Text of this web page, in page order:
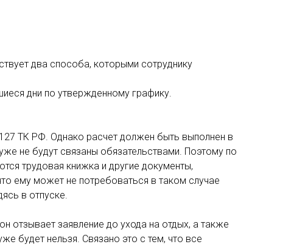
два способа, которыми сотруднику
дни по утвержденному графику.
ТК РФ. Однако расчет должен быть выполнен в
не будут связаны обязательствами. Поэтому по
трудовая книжка и другие документы,
ему может не потребоваться в таком случае
в отпуске.
отзывает заявление до ухода на отдых, а также
будет нельзя. Связано это с тем, что все